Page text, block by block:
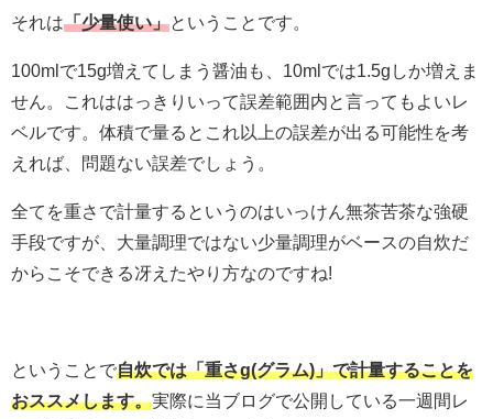
それは「少量使い」ということです。
100mlで15g増えてしまう醤油も、10mlでは1.5gしか増えま
せん。これははっきりいって誤差範囲内と言ってもよいレ
ベルです。体積で量るとこれ以上の誤差が出る可能性を考
えれば、問題ない誤差でしょう。
全てを重さで計量するというのはいっけん無茶苦茶な強硬
手段ですが、大量調理ではない少量調理がベースの自炊だ
からこそできる冴えたやり方なのですね!
ということで自炊では「重さg(グラム)」で計量することを
おススメします。実際に当ブログで公開している一週間レ